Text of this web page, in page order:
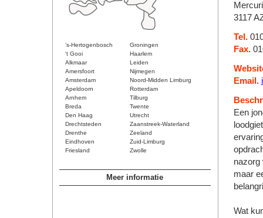
's-Hertogenbosch
Groningen
't Gooi
Haarlem
Alkmaar
Leiden
Amersfoort
Nijmegen
Amsterdam
Noord-Midden Limburg
Apeldoorn
Rotterdam
Arnhem
Tilburg
Breda
Twente
Den Haag
Utrecht
Drechtsteden
Zaanstreek-Waterland
Drenthe
Zeeland
Eindhoven
Zuid-Limburg
Friesland
Zwolle
Meer informatie
3117
Tel.
Fax.
Email.
Een
nazorg
maar
Wat